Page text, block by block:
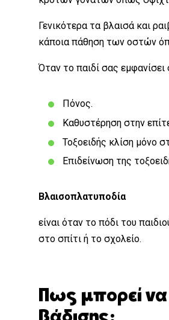
Γενικότερα τα βλαισά και
κάποια πάθηση των οστών
Όταν το παιδί σας
Πόνος.
Καθυστέρηση στην
Τοξοειδής κλίση μόνο
Επιδείνωση της
Βλαισοπλατυποδία
είναι όταν το πόδι του
στο σπίτι ή το σχολείο.
Πως μπορεί